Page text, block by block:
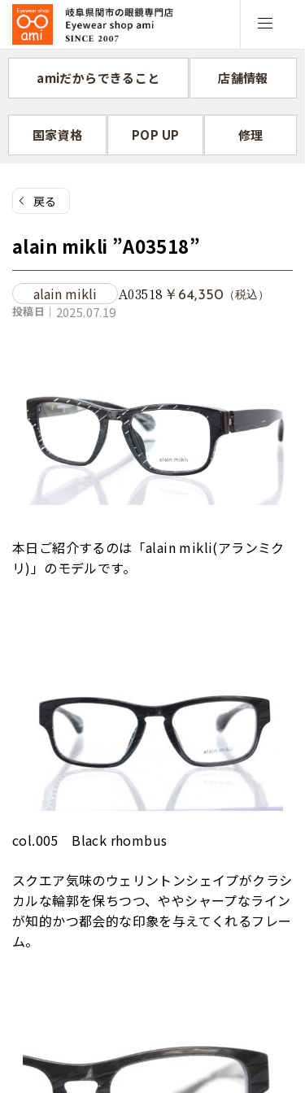
コ
テ
へ
キ
プ
amiだからできること 店舗情報
国家資格 POP UP 修理
戻る
alain mikli ”A03518”
alain mikli A03518 ￥64,350 （税込）
投稿日｜ 2025.07.19
本日ご紹介するのは「alain mikli(アランミク
リ)」のモデルです。
col.005 Black rhombus
スクエア気味のウェリントンシェイプがクラシ
カルな輪郭を保ちつつ、ややシャープなライン
が知的かつ都会的な印象を与えてくれるフレー
ム。